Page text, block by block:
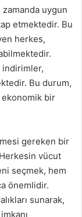
zamanda uygun
etmektedir. Bu
herkes,
indirimler,
Bu durum,
bir
gereken bir
vücut
seçmek, hem
önemlidir.
sunarak,